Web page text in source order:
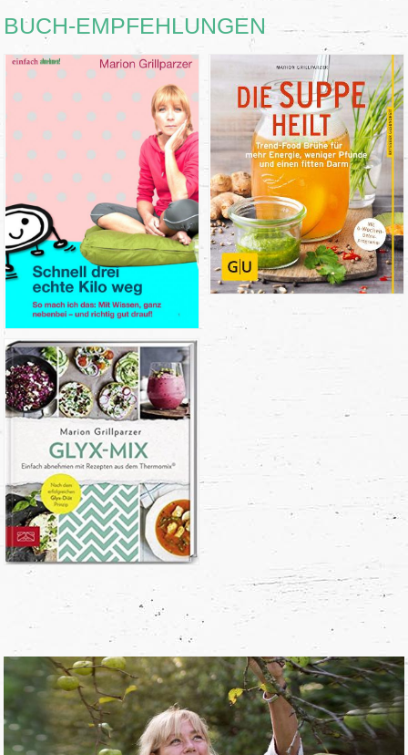
BUCH-EMPFEHLUNGEN